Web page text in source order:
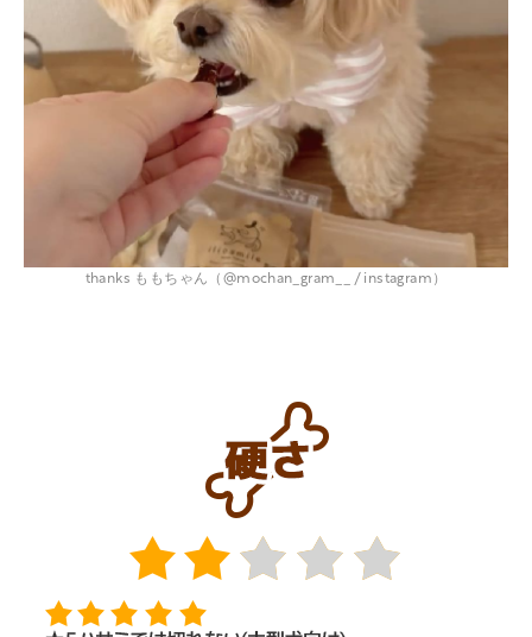
thanks ももちゃん（@mochan_gram__ / instagram）